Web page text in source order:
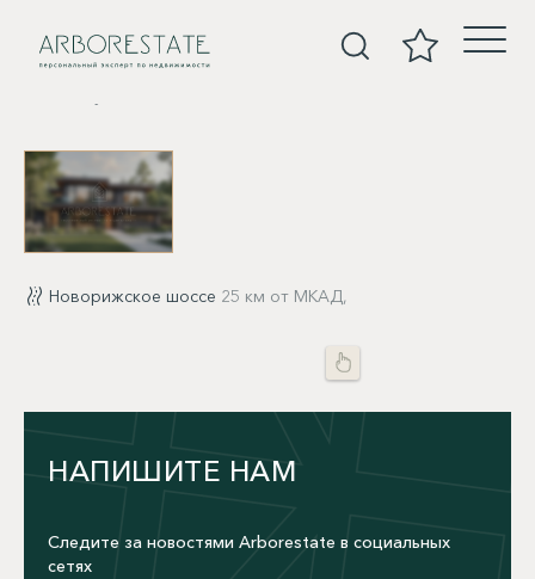
Новорижское шоссе 25 км от МКАД,
НАПИШИТЕ НАМ
Следите за новостями Arborestate в социальных
сетях